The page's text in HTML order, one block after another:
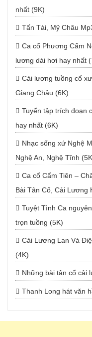
nhất (9K)
Tấn Tài, Mỹ Châu
Ca cổ Phương Cẩm
lương dài hơi hay nhất
Cải lương tuồng cổ
Giang Châu (6K)
Tuyển tập trích đoạn
hay nhất (6K)
Nhạc sống xứ Nghệ
Nghệ An, Nghệ Tĩnh
Ca cổ Cẩm Tiên –
Bài Tân Cổ, Cải Lương
Tuyệt Tình Ca
trọn tuồng (5K)
Cải Lương Lan Và
(4K)
Những bài tân cổ cải
Thanh Long hát văn